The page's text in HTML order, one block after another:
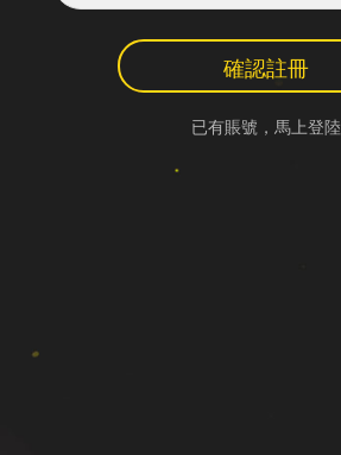
確認註冊
已有賬號，馬上登陸